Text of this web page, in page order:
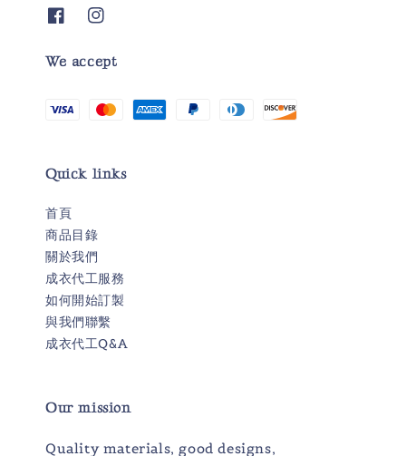
We accept
Quick links
首頁
商品目錄
關於我們
成衣代工服務
如何開始訂製
與我們聯繫
成衣代工Q&A
Our mission
Quality materials, good designs,